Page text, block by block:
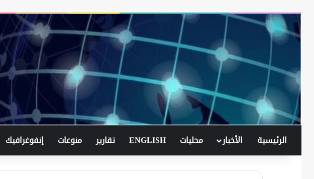
الرئيسية الأخبار محليات ENGLISH تقارير منوعات إنفوغرافيك